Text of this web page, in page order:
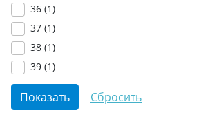
36 (1)
37 (1)
38 (1)
39 (1)